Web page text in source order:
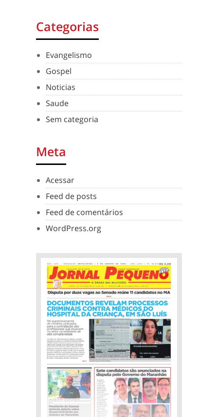
Categorias
Evangelismo
Gospel
Noticias
Saude
Sem categoria
Meta
Acessar
Feed de posts
Feed de comentários
WordPress.org